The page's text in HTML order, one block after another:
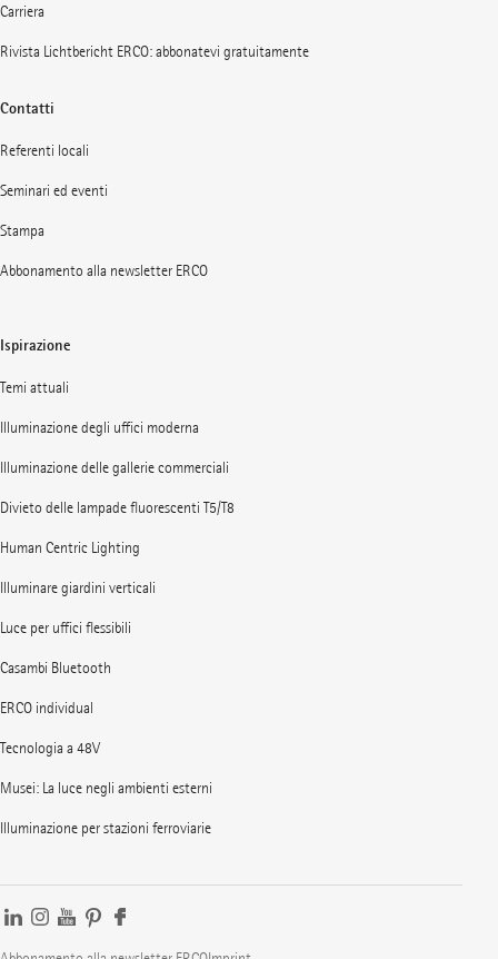
Carriera
Rivista Lichtbericht ERCO: abbonatevi gratuitamente
Contatti
Referenti locali
Seminari ed eventi
Stampa
Abbonamento alla newsletter ERCO
Ispirazione
Temi attuali
Illuminazione degli uffici moderna
Illuminazione delle gallerie commerciali
Divieto delle lampade fluorescenti T5/T8
Human Centric Lighting
Illuminare giardini verticali
Luce per uffici flessibili
Casambi Bluetooth
ERCO individual
Tecnologia a 48V
Musei: La luce negli ambienti esterni
Illuminazione per stazioni ferroviarie